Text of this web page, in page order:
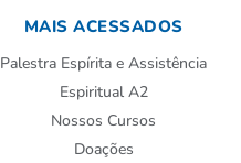
MAIS ACESSADOS
Palestra Espírita e Assistência
Espiritual A2
Nossos Cursos
Doações